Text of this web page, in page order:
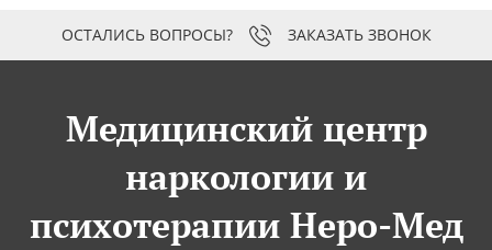
ЗАКАЗАТЬ ЗВОНОК
Медицинский центр
наркологии и
психотерапии Неро-Мед